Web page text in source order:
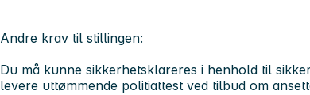
Andre krav til stillingen:
Du må kunne sikkerhetsklareres i henhold til
levere uttømmende politiattest ved tilbud om